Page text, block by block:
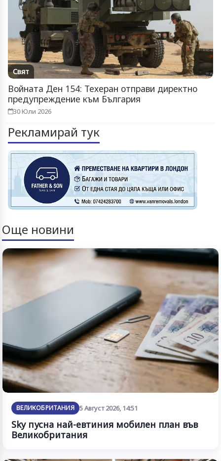
Свят
Войната Ден 154: Техеран отправи директно
предупреждение към България
30 Юли 2026
Рекламирай тук
Още новини
ВЕЛИКОБРИТАНИЯ 5 Август 2026, 14:51
Sky пусна най-евтиния мобилен план във
Великобритания